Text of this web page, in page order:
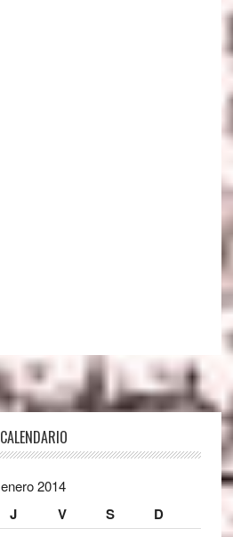
CALENDARIO
enero 2014
J V S D